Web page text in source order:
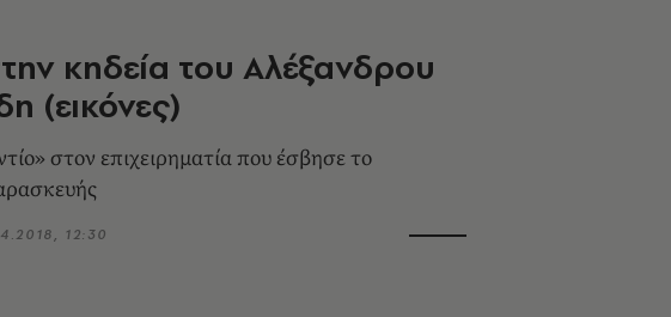
κηδεία του Αλέξανδρου
(εικόνες)
στον επιχειρηματία που έσβησε το
12:30